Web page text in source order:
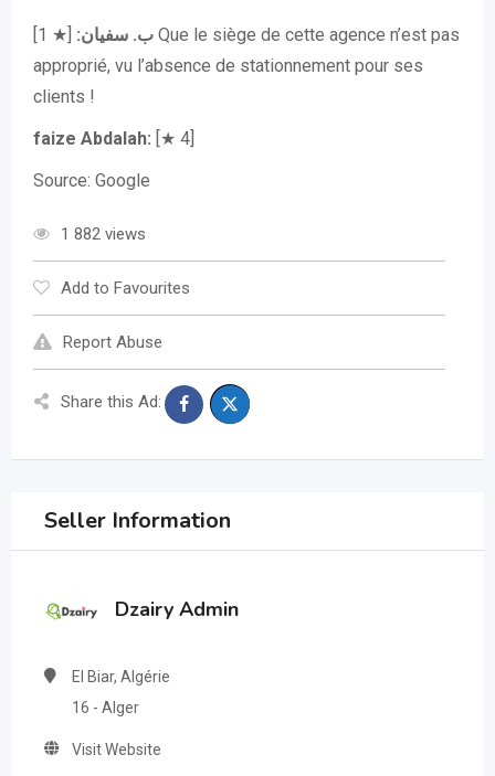
ب. سفيان:
[★ 1] Que le siège de cette agence n’est pas
approprié, vu l’absence de stationnement pour ses
clients !
faize Abdalah: [★ 4]
Source: Google
1 882 views
Add to Favourites
Report Abuse
Share this Ad:
Seller Information
Dzairy Admin
El Biar, Algérie
16 - Alger
Visit Website